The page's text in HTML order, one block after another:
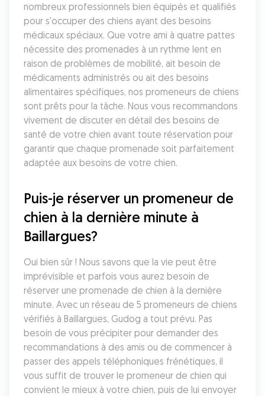
nombreux professionnels bien équipés et qualifiés
pour s'occuper des chiens ayant des besoins
médicaux spéciaux. Que votre ami à quatre pattes
nécessite des promenades à un rythme lent en
raison de problèmes de mobilité, ait besoin de
médicaments administrés ou ait des besoins
alimentaires spécifiques, nos promeneurs de chiens
sont prêts pour la tâche. Nous vous recommandons
vivement de discuter en détail des besoins de
santé de votre chien avant toute réservation pour
garantir que chaque promenade soit parfaitement
adaptée aux besoins de votre chien.
Puis-je réserver un promeneur de
chien à la dernière minute à
Baillargues?
Oui bien sûr ! Nous savons que la vie peut être
imprévisible et parfois vous aurez besoin de
réserver une promenade de chien à la dernière
minute. Avec un réseau de 5 promeneurs de chiens
vérifiés à Baillargues, Gudog a tout prévu. Pas
besoin de vous précipiter pour demander des
recommandations à des amis ou de commencer à
passer des appels téléphoniques frénétiques, il
vous suffit de trouver le promeneur de chien qui
convient le mieux à votre chien, puis de lui envoyer